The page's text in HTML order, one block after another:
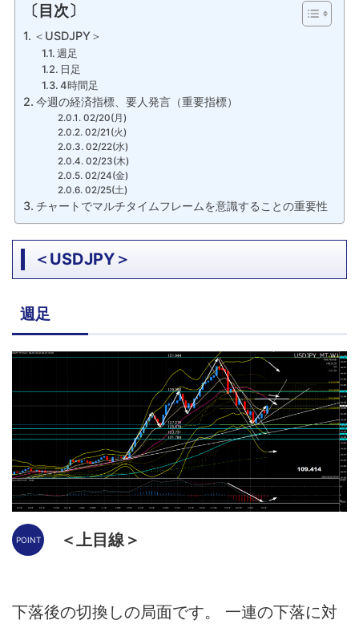
〔目次〕
＜USDJPY＞
週足
日足
4時間足
今週の経済指標、要人発言（重要指標）
02/20(月)
02/21(火)
02/22(水)
02/23(木)
02/24(金)
02/25(土)
チャートでマルチタイムフレームを意識することの重要性
＜USDJPY＞
週足
＜上目線＞
下落後の切換しの局面です。 一連の下落に対